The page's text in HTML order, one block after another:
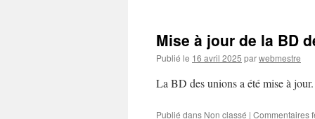
Mise à jour de la BD
Publié le 16 avril 2025 parwebmestre
La BD des unions a été mise à
Publié dans Non classé | Commentaires